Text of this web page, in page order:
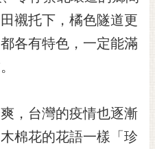
襯托下，橘色隧道更
各有特色，一定能滿
，台灣的疫情也逐漸
棉花的花語一樣「珍